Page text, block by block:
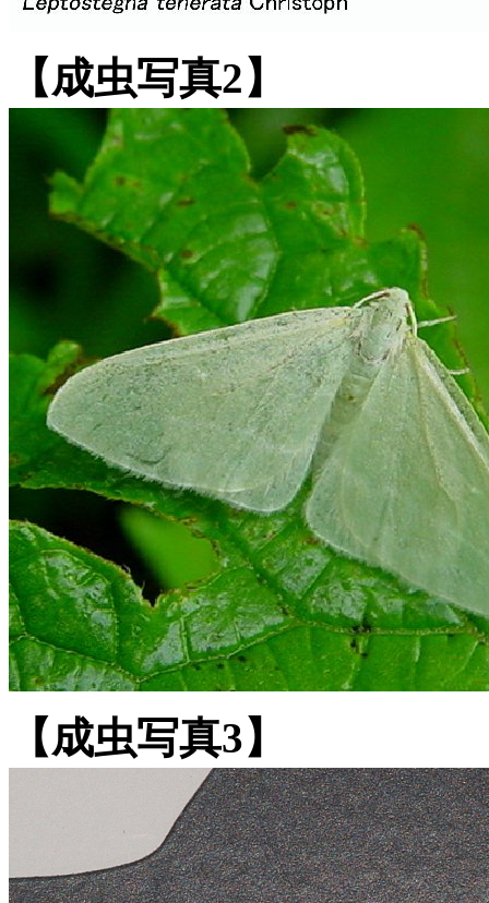
【成虫写真2】
【成虫写真3】